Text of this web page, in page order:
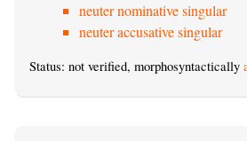
neuter nominative singular
neuter accusative singular
Status: not verified, morphosyntactically